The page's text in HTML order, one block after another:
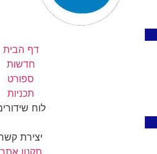
דף הבית
חדשות
ספורט
תכניות
לוח
יצירת